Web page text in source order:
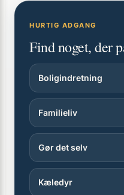
HURTIG ADGANG
Find noget, der
Boligindretning
Familieliv
Gør det selv
Kæledyr